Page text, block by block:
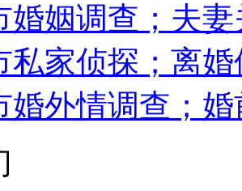
婚姻调查；夫
私家侦探；离
婚外情调查；